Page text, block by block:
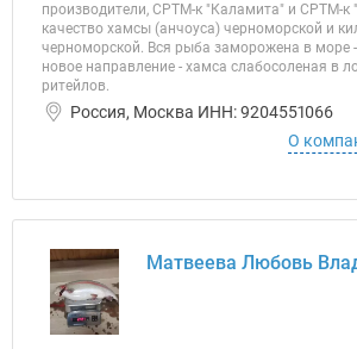
производители, СРТМ-к "Каламита" и СРТМ-к
качество хамсы (анчоуса) черноморской и
черноморской. Вся рыба заморожена в море -
новое направление - хамса слабосоленая в
ритейлов.
Россия, Москва ИНН: 9204551066
О
Матвеева Любовь